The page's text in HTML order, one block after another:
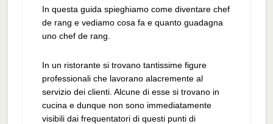
In questa guida spieghiamo come diventare chef
de rang e vediamo cosa fa e quanto guadagna
uno chef de rang.
In un ristorante si trovano tantissime figure
professionali che lavorano alacremente al
servizio dei clienti. Alcune di esse si trovano in
cucina e dunque non sono immediatamente
visibili dai frequentatori di questi punti di